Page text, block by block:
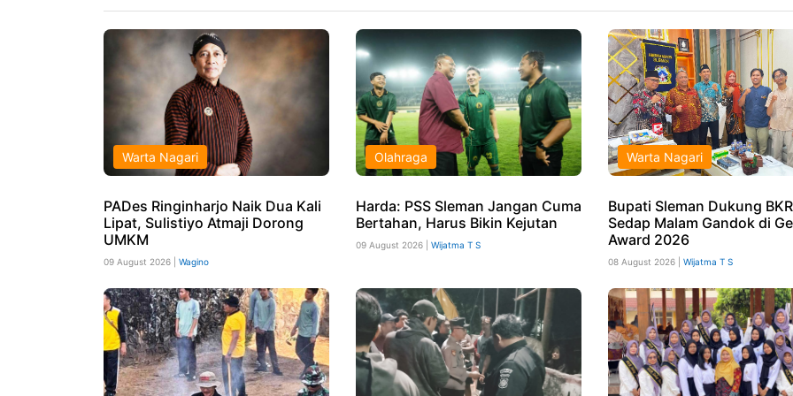
Warta Nagari
PADes Ringinharjo Naik Dua Kali
Lipat, Sulistiyo Atmaji Dorong
UMKM
09 August 2026 | Wagino
Olahraga
Harda: PSS Sleman Jangan Cuma
Bertahan, Harus Bikin Kejutan
09 August 2026 | Wijatma T S
Warta Nagari
Bupati Sleman Dukung BKR
Sedap Malam Gandok di
Award 2026
08 August 2026 | Wijatma T S